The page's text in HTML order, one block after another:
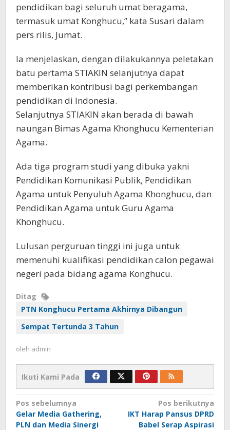
pendidikan bagi seluruh umat beragama,
termasuk umat Konghucu,” kata Susari dalam
pers rilis, Jumat.
Ia menjelaskan, dengan dilakukannya peletakan
batu pertama STIAKIN selanjutnya dapat
memberikan kontribusi bagi perkembangan
pendidikan di Indonesia.
Selanjutnya STIAKIN akan berada di bawah
naungan Bimas Agama Khonghucu Kementerian
Agama.
Ada tiga program studi yang dibuka yakni
Pendidikan Komunikasi Publik, Pendidikan
Agama untuk Penyuluh Agama Khonghucu, dan
Pendidikan Agama untuk Guru Agama
Khonghucu.
Lulusan perguruan tinggi ini juga untuk
memenuhi kualifikasi pendidikan calon pegawai
negeri pada bidang agama Konghucu.
Ditag
PTN Konghucu Pertama Akhirnya Dibangun
Sempat Tertunda 3 Tahun
oleh admin
Ikuti Kami Pada
Navigasi
pos
Pos sebelumnya
Gelar Media Gathering,
PLN dan Media Sinergi
Pos berikutnya
IKT Harap Pansus DPRD
Babel Serap Aspirasi